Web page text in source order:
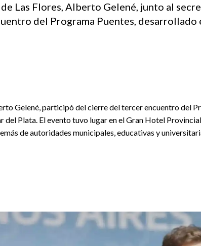
Las Flores, Alberto Gelené, junto al
del Programa Puentes, desarrollado
Gelené, participó del cierre del tercer encuentro del
del Plata. El evento tuvo lugar en el Gran Hotel
de autoridades municipales, educativas y